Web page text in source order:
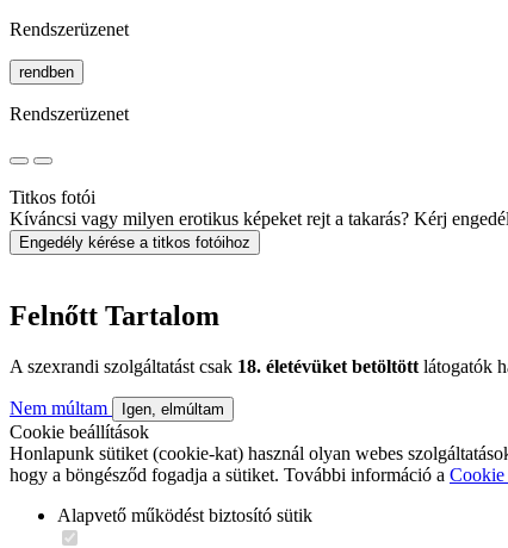
Rendszerüzenet
rendben
Rendszerüzenet
Titkos fotói
Kíváncsi vagy milyen erotikus képeket rejt a takarás? Kérj
Engedély kérése a titkos fotóihoz
Felnőtt Tartalom
A szexrandi szolgáltatást csak 18. életévüket betöltött látogatók
Nem múltam Igen, elmúltam
Cookie beállítások
Honlapunk sütiket (cookie-kat) használ olyan webes
hogy a böngésződ fogadja a sütiket. További információ a Cookie
Alapvető működést biztosító sütik